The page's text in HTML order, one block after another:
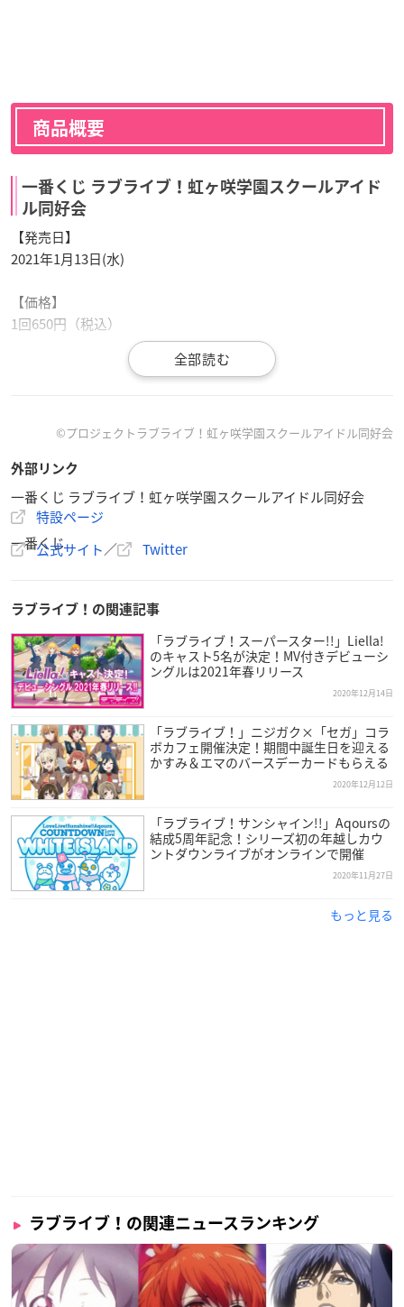
商品概要
一番くじ ラブライブ！虹ヶ咲学園スクールアイド
ル同好会
【発売日】
2021年1月13日(水)
【価格】
1回650円（税込）
なる場合がございます。なくなり次第終了となります。
※掲載されている内容は予告なく変更する場合がございます。
【一番くじラブライブ！
新規描きおろし衣装「モダンフルール」衣装を身に纏った9
人のメンバーと、三船 栞子を含め、ニジガクメンバーが
番くじに登場！
全ラインナップは⇒
ヶ咲pic.twitter.com/gQt1MNCcac
— 一番くじ（BANDAI SPIRITS） (@ichibanKUJI)Decembe
r 14, 2020
©プロジェクトラブライブ！虹ヶ咲学園スクールアイドル同好会
外部リンク
一番くじ ラブライブ！虹ヶ咲学園スクールアイドル同好会
特設ページ
一番くじ公式サイト／ Twitter
ラブライブ！の関連記事
「ラブライブ！スーパースター!!」Liella!
のキャスト5名が決定！MV付きデビューシ
ングルは2021年春リリース
2020年12月14日
「ラブライブ！」ニジガク×「セガ」コラ
ボカフェ開催決定！期間中誕生日を迎える
かすみ＆エマのバースデーカードもらえる
2020年12月12日
「ラブライブ！サンシャイン!!」Aqoursの
結成5周年記念！シリーズ初の年越しカウ
ントダウンライブがオンラインで開催
2020年11月27日
もっと見る
ラブライブ！の関連ニュースランキング